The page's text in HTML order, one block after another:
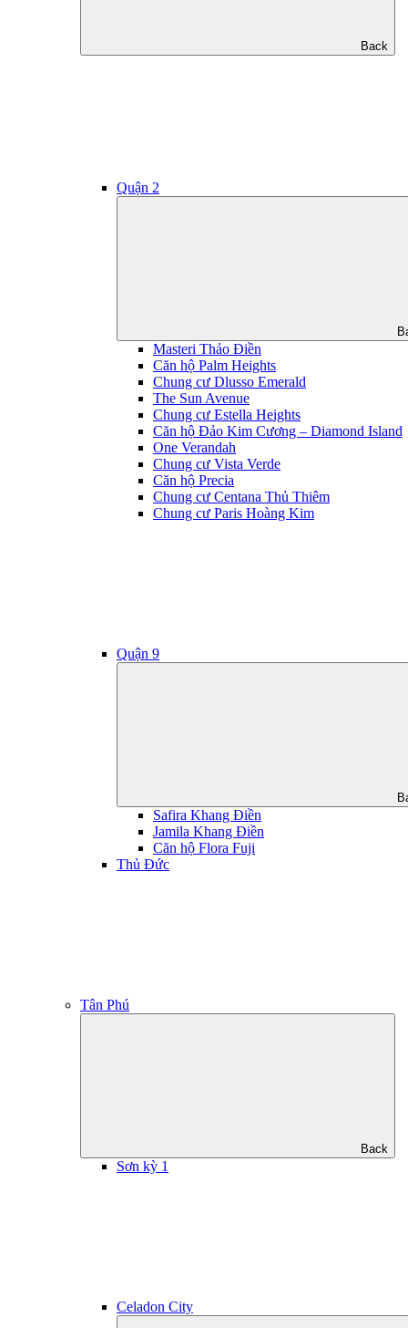
Back
Quận 2
Masteri Thảo Điền
Căn hộ Palm Heights
Chung cư Dlusso Emerald
The Sun Avenue
Chung cư Estella Heights
Căn hộ Đảo Kim Cương – Diamond Island
One Verandah
Chung cư Vista Verde
Căn hộ Precia
Chung cư Centana Thủ Thiêm
Chung cư Paris Hoàng Kim
Quận 9
Safira Khang Điền
Jamila Khang Điền
Căn hộ Flora Fuji
Thủ Đức
Tân Phú
Back
Sơn kỳ 1
Celadon City